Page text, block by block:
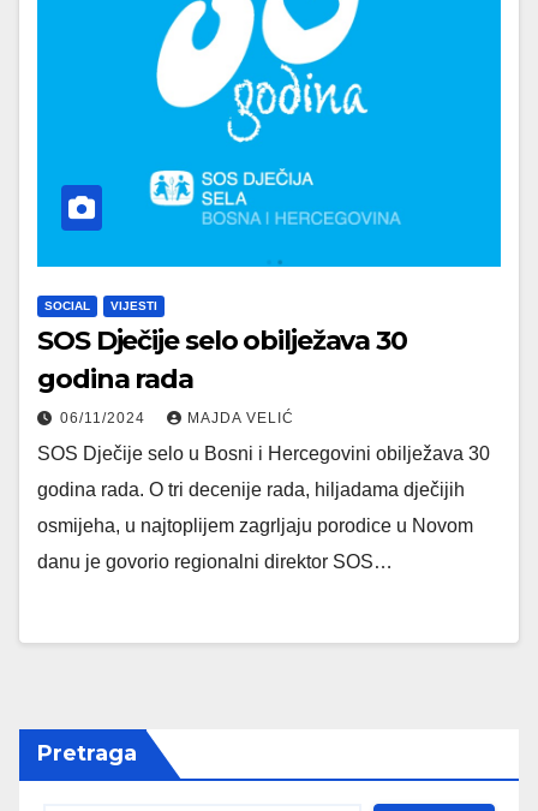
SOCIAL VIJESTI
SOS Dječije selo obilježava 30
godina rada
06/11/2024 MAJDA VELIĆ
SOS Dječije selo u Bosni i Hercegovini obilježava 30
godina rada. O tri decenije rada, hiljadama dječijih
osmijeha, u najtoplijem zagrljaju porodice u Novom
danu je govorio regionalni direktor SOS…
Pretraga